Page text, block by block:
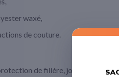
waxé,
de couture.
de filière, jonction câble.